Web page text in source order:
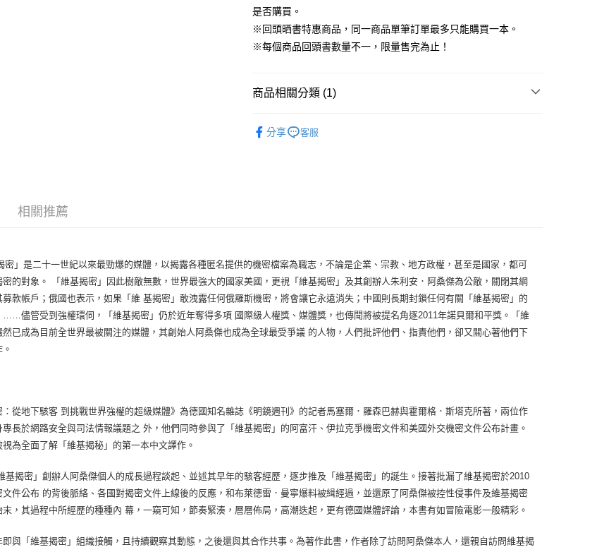
是否購買。
※回頭晒書特惠商品，同一商品單筆訂單最多只能購買一本。
※每個商品回頭書數量不一，限量售完為止！
商品相關分類 (1)
分享
客服
相關推薦
」是二十一世紀以來最勁爆的媒體，以揭露各種匿名提供的機密檔案為職志，不論是企業、宗教、地方政權，甚至是國家，都可
密的對象。 「維基揭密」因此樹敵無數，世界最強大的國家美國，更視「維基揭密」及其創辦人朱利安．阿桑傑為公敵，關閉其網
募款帳戶；俄國也表示，如果「維 基揭密」敢洩露任何俄羅斯機密，將會讓它永遠消失；中國則長期封鎖任何有關「維基揭密」的
……儘管受到強權環伺，「維基揭密」仍於近年奪得多項 國際級人權獎、媒體獎，也傳聞將被提名角逐2011年諾貝爾和平獎。「維
然已成為目前全世界最被關注的媒體，其創始人阿桑傑也成為全球最受爭議 的人物，人們批評他們、指責他們，卻又關心著他們下
：從地下駭客 到挑戰世界強權的超級媒體》為德國知名雜誌《明鏡週刊》的記者馬塞爾．羅森巴赫與霍爾格．斯塔克所著，兩位作
專長於網路安全與司法情報議題之 外，他們同時參與了「維基揭密」的阿富汗、伊拉克爭機密文件和美國外交機密文件公布計畫。
為全面了解「維基揭秘」的第一本中文譯作。
基揭密」創辦人阿桑傑個人的成長過程談起、並述其早年的駭客經歷，逐步推及「維基揭密」的誕生。接著批漏了維基揭密於2010
文件公布 的背後脈絡、各國對揭密文件上線後的反應，和布萊德雷．曼寧爆料被緝經過，並還原了阿桑傑被控性侵事件及維基揭密
末，其過程中所經歷的種種內 幕，一窺可知，節奏緊湊，層層佈局，高潮迭起，更有德國媒體評論，本書有如冒險電影一般精彩。
即與「維基揭密」組織接觸，且持續觀察其動態，之後還與其合作共事。為著作此書，作者除了訪問阿桑傑本人，還親自訪問維基揭